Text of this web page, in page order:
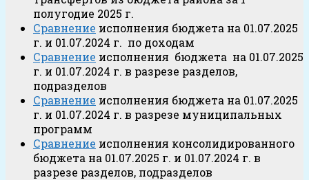
полугодие 2025 г.
Сравнение исполнения бюджета на 01.07.2025
г. и 01.07.2024 г. по доходам
Сравнение исполнения бюджета на 01.07.2025
г. и 01.07.2024 г. в разрезе разделов,
подразделов
Сравнение исполнения бюджета на 01.07.2025
г. и 01.07.2024 г. в разрезе муниципальных
программ
Сравнение исполнения консолидированного
бюджета на 01.07.2025 г. и 01.07.2024 г. в
разрезе разделов, подразделов